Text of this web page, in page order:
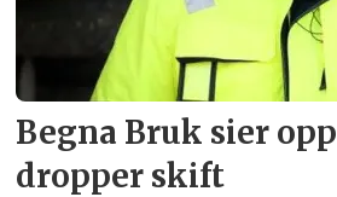
Begna Bruk sier opp
dropper skift